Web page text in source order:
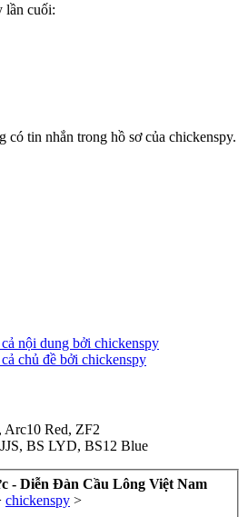
lần cuối:
có tin nhắn trong hồ sơ của chickenspy.
nội dung bởi chickenspy
chủ đề bởi chickenspy
Red, ZF2
BS LYD, BS12 Blue
- Diễn Đàn Cầu Lông Việt Nam
chickenspy >